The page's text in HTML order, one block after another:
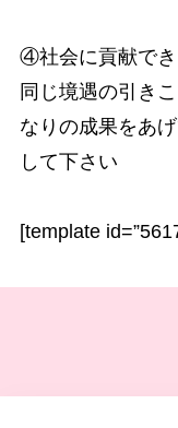
④社会に貢献でき
同じ境遇の引き
なりの成果をあ
して下さい
[template